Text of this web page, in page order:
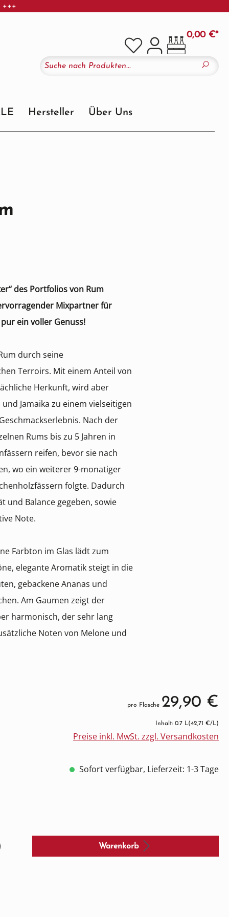
0,00 €*
Hersteller Über Uns
des Portfolios von Rum
Mixpartner für
ein voller Genuss!
durch seine
Terroirs. Mit einem Anteil von
Herkunft, wird aber
Jamaika zu einem vielseitigen
Nach der
Rums bis zu 5 Jahren in
reifen, bevor sie nach
wo ein weiterer 9-monatiger
folgte. Dadurch
und Balance gegeben, sowie
Note.
Farbton im Glas lädt zum
elegante Aromatik steigt in die
gebackene Ananas und
Am Gaumen zeigt der
harmonisch, der sehr lang
Noten von Melone und
pro Flasche 29,90 €
Inhalt: 0.7 L(42,71 €/L)
Preise inkl. MwSt. zzgl. Versandkosten
Sofort verfügbar, Lieferzeit: 1-3 Tage
Warenkorb